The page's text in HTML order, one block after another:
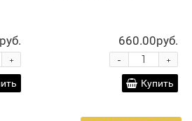
+
660.00руб.
+
-
Купить